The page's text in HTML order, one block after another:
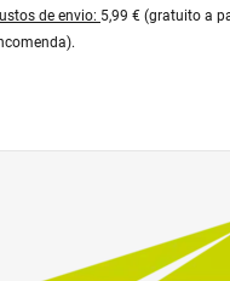
de envio: 5,99 € (gratuito a